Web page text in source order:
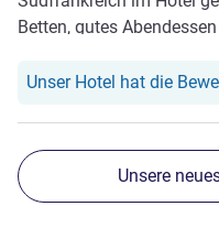
Betten, gutes
Unser Hotel hat die
Unsere